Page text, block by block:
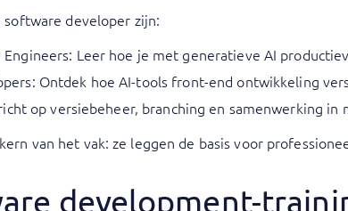
developer zijn:
: Leer hoe je met generatieve AI
: Ontdek hoe AI-tools front-end ontwikkeling
op versiebeheer, branching en samenwerking in
van het vak: ze leggen de basis voor
development-